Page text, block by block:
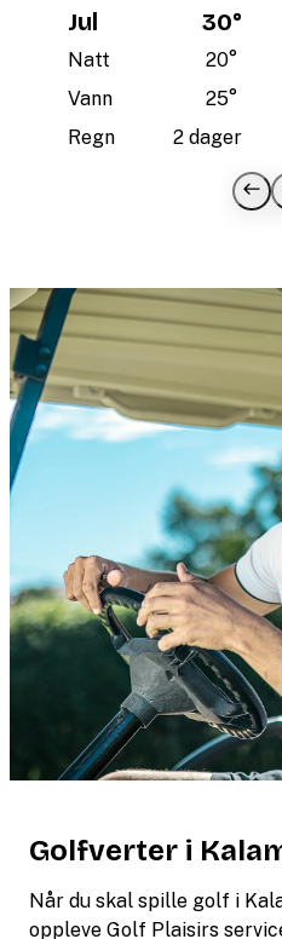
Jul 30°
Natt 20°
Vann
25°
Regn
2 dager
Golfverter i
Når du skal spille golf i
oppleve Golf Plaisirs